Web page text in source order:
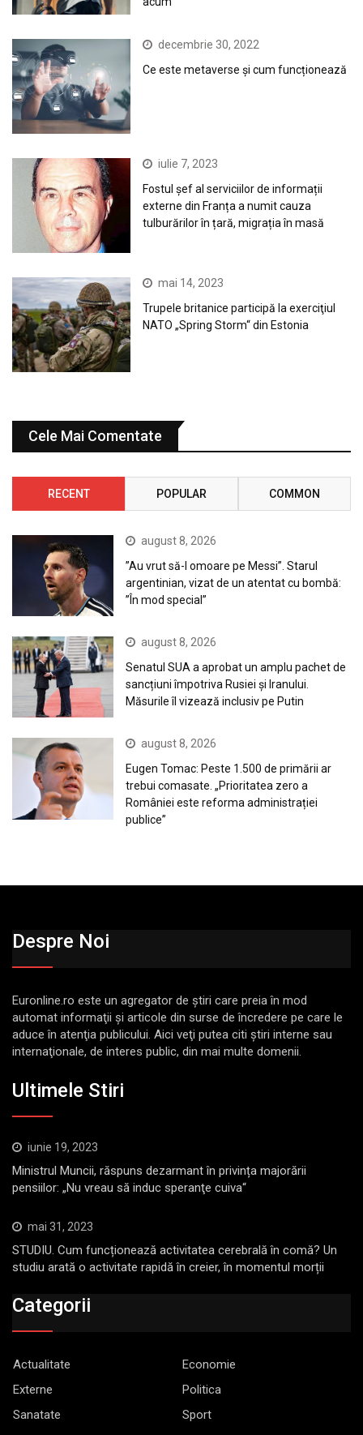
decembrie 30, 2022
Ce este metaverse și cum funcționează
iulie 7, 2023
Fostul șef al serviciilor de informații
externe din Franța a numit cauza
tulburărilor în țară, migrația în masă
mai 14, 2023
Trupele britanice participă la exerciţiul
NATO „Spring Storm“ din Estonia
Cele Mai Comentate
RECENT POPULAR COMMON
august 8, 2026
”Au vrut să-l omoare pe Messi”. Starul
argentinian, vizat de un atentat cu bombă:
”În mod special”
august 8, 2026
Senatul SUA a aprobat un amplu pachet de
sancțiuni împotriva Rusiei și Iranului.
Măsurile îl vizează inclusiv pe Putin
august 8, 2026
Eugen Tomac: Peste 1.500 de primării ar
trebui comasate. „Prioritatea zero a
României este reforma administrației
publice”
Despre Noi
Euronline.ro este un agregator de ştiri care preia în mod
automat informaţii şi articole din surse de încredere pe care le
aduce în atenţia publicului. Aici veţi putea citi ştiri interne sau
internaţionale, de interes public, din mai multe domenii.
Ultimele Stiri
iunie 19, 2023
Ministrul Muncii, răspuns dezarmant în privința majorării
pensiilor: „Nu vreau să induc speranţe cuiva“
mai 31, 2023
STUDIU. Cum funcționează activitatea cerebrală în comă? Un
studiu arată o activitate rapidă în creier, în momentul morții
Categorii
Actualitate
Economie
Externe
Politica
Sanatate
Sport